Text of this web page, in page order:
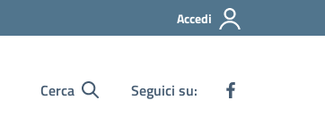
Accedi
Cerca Seguici su: